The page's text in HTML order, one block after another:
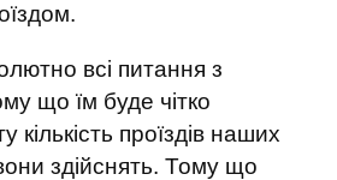
всі питання з
що їм буде чітко
кількість проїздів наших
здійснять. Тому що